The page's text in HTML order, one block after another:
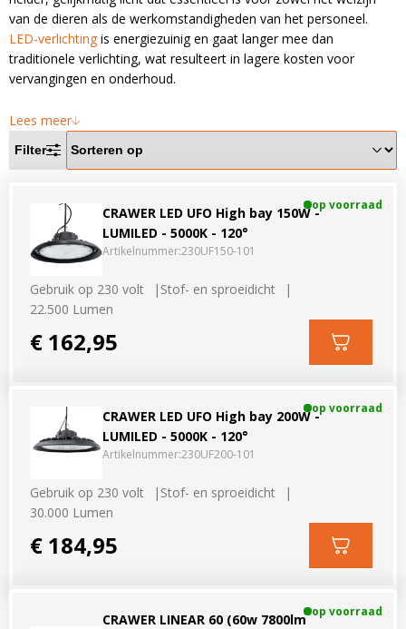
LED voordeelpakketten
Overige producten
Blog
Over ons
Ervaringen
Gratis lichtplan
Klantenservice
0597-234500
info@ledhandel24.nl
+31611204496
LED voordeelpakketten
Overige producten
Bekijk alles
van de dieren als de werkomstandigheden van het personeel.
LED-verlichting is energiezuinig en gaat langer mee dan
traditionele verlichting, wat resulteert in lagere kosten voor
vervangingen en onderhoud.
Lees meer
Filter
CRAWER LED UFO High bay 150W -
LUMILED - 5000K - 120°
Artikelnummer:230UF150-101
op voorraad
Gebruik op 230 volt
Stof- en sproeidicht
22.500 Lumen
€ 162,95
CRAWER LED UFO High bay 200W -
LUMILED - 5000K - 120°
Artikelnummer:230UF200-101
op voorraad
Gebruik op 230 volt
Stof- en sproeidicht
30.000 Lumen
€ 184,95
CRAWER LINEAR 60 (60w 7800lm op voorraad